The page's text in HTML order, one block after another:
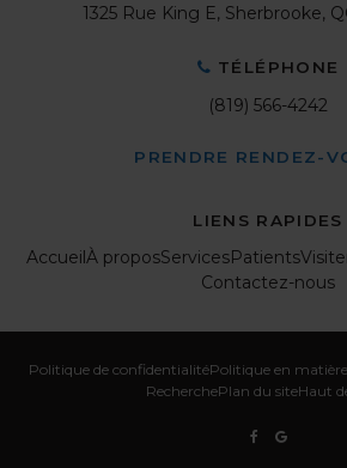
1325 Rue King E Sherbrooke
TÉLÉPHONE
(819) 566-4242
PRENDRE RENDEZ-
LIENS RAPIDES
AccueilÀ proposServicesPatients
Contactez-nous
Politique de confidentialitéPolitique en
RecherchePlan du siteHaut